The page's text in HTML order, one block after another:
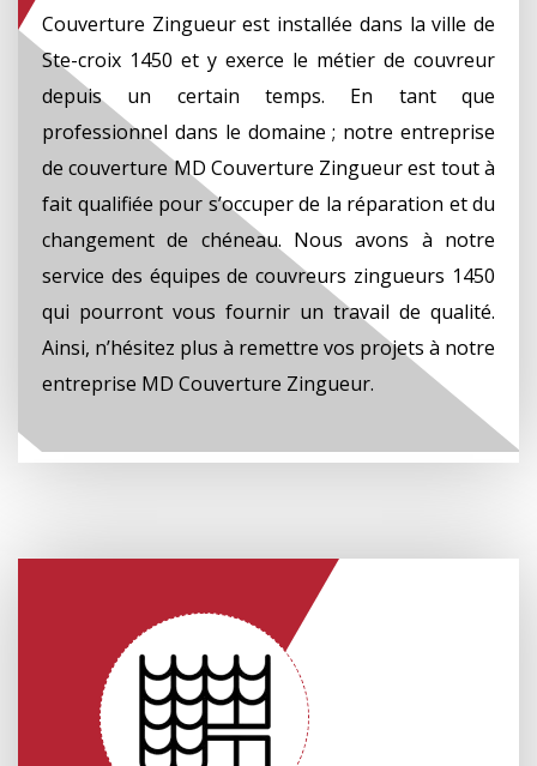
Couverture Zingueur est installée dans la ville de
Ste-croix 1450 et y exerce le métier de couvreur
depuis un certain temps. En tant que
professionnel dans le domaine ; notre entreprise
de couverture MD Couverture Zingueur est tout à
fait qualifiée pour s’occuper de la réparation et du
changement de chéneau. Nous avons à notre
service des équipes de couvreurs zingueurs 1450
qui pourront vous fournir un travail de qualité.
Ainsi, n’hésitez plus à remettre vos projets à notre
entreprise MD Couverture Zingueur.